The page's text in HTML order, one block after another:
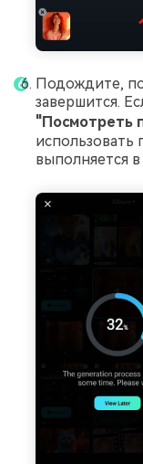
Подождите,
завершится.
"Посмотреть
выполняется